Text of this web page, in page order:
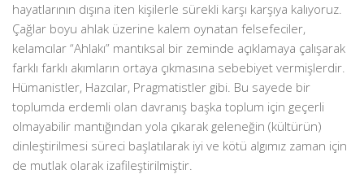
hayatlarının dışına iten kişilerle sürekli karşı karşıya kalıyoruz.
Çağlar boyu ahlak üzerine kalem oynatan felsefeciler,
kelamcılar “Ahlakı” mantıksal bir zeminde açıklamaya çalışarak
farklı farklı akımların ortaya çıkmasına sebebiyet vermişlerdir.
Hümanistler, Hazcılar, Pragmatistler gibi. Bu sayede bir
toplumda erdemli olan davranış başka toplum için geçerli
olmayabilir mantığından yola çıkarak geleneğin (kültürün)
dinleştirilmesi süreci başlatılarak iyi ve kötü algımız zaman için
de mutlak olarak izafileştirilmiştir.